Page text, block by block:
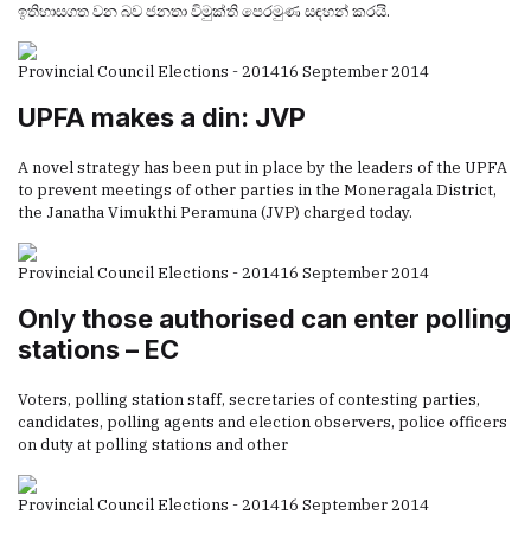
ඉතිහාසගත වන බව ජනතා විමුක්ති පෙරමුණ සඳහන් කරයි.
Provincial Council Elections - 201416 September 2014
UPFA makes a din: JVP
A novel strategy has been put in place by the leaders of the UPFA
to prevent meetings of other parties in the Moneragala District,
the Janatha Vimukthi Peramuna (JVP) charged today.
Provincial Council Elections - 201416 September 2014
Only those authorised can enter polling
stations – EC
Voters, polling station staff, secretaries of contesting parties,
candidates, polling agents and election observers, police officers
on duty at polling stations and other
Provincial Council Elections - 201416 September 2014